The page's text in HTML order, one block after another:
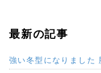
最新の記事
強い冬型になりまし